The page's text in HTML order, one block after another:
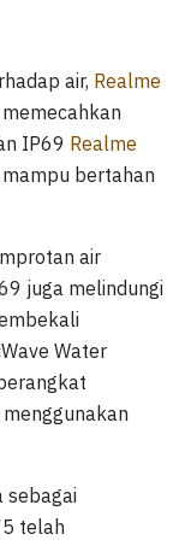
air, Realme
IP69 Realme
bertahan
air
juga melindungi
Water
sebagai
telah